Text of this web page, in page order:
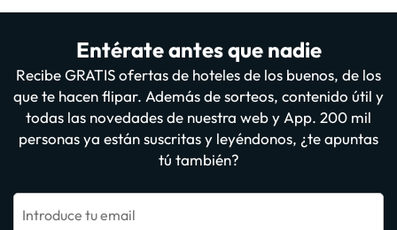
Entérate antes que nadie
Recibe GRATIS ofertas de hoteles de los buenos, de los
que te hacen flipar. Además de sorteos, contenido útil y
todas las novedades de nuestra web y App. 200 mil
personas ya están suscritas y leyéndonos, ¿te apuntas
tú también?
Introduce tu email